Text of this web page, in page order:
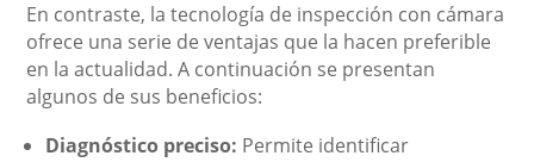
En contraste, la tecnología de inspección con cámara
ofrece una serie de ventajas que la hacen preferible
en la actualidad. A continuación se presentan
algunos de sus beneficios:
Diagnóstico preciso: Permite identificar